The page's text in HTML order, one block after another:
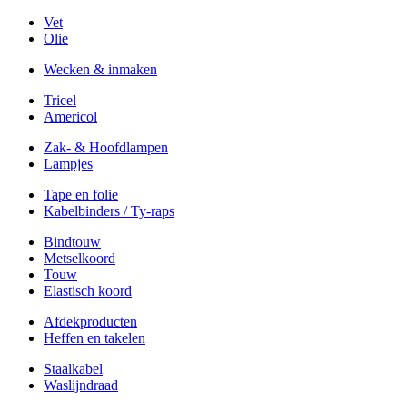
Vet
Olie
Wecken & inmaken
Tricel
Americol
Zak- & Hoofdlampen
Lampjes
Tape en folie
Kabelbinders / Ty-raps
Bindtouw
Metselkoord
Touw
Elastisch koord
Afdekproducten
Heffen en takelen
Staalkabel
Waslijndraad